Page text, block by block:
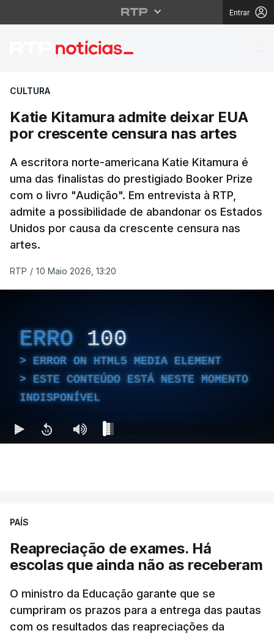
Entrar
Katie Kitamura
CULTURA
Katie Kitamura admite deixar EUA
por crescente censura nas artes
A escritora norte-americana Katie Kitamura é
uma das finalistas do prestigiado Booker Prize
com o livro "Audição". Em entrevista à RTP,
admite a possibilidade de abandonar os Estados
Unidos por causa da crescente censura nas
artes.
RTP / 10 Maio 2026, 13:20
ERRO 100
ERROR ON HTML5 MEDIA ELEMENT
ESTE CONTEÚDO ESTÁ NESTE MOMENTO
INDISPONÍVEL
PAÍS
Reapreciação de exames. Há
escolas que ainda não as receberam
O ministro da Educação garante que se
cumpriram os prazos para a entrega das pautas
com os resultados das reapreciações da